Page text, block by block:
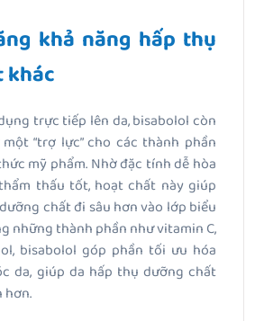
khả năng hấp thụ
trực tiếp lên da, bisabolol còn
“trợ lực” cho các thành phần
mỹ phẩm. Nhờ đặc tính dễ hòa
thấu tốt, hoạt chất này giúp
chất đi sâu hơn vào lớp biểu
những thành phần như vitamin C,
bisabolol góp phần tối ưu hóa
da, giúp da hấp thụ dưỡng chất
hơn.